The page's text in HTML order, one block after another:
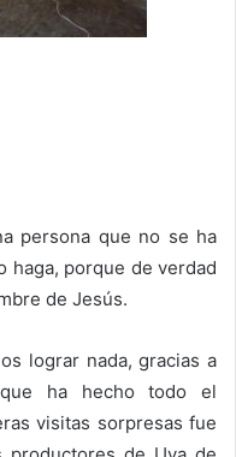
persona que no se ha
haga, porque de verdad
de Jesús.
lograr nada, gracias a
ha hecho todo el
visitas sorpresas fue